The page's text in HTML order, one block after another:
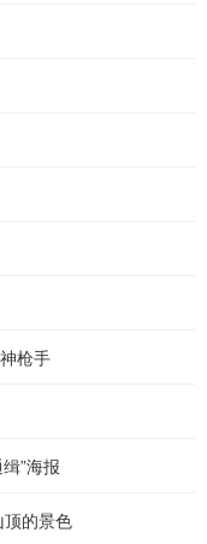
枪手
”海报
的景色